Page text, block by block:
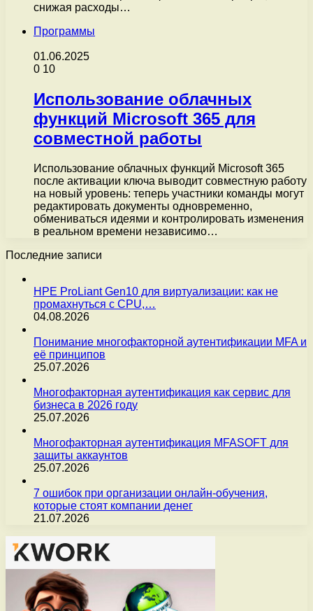
снижая расходы…
Программы
01.06.2025
0 10
Использование облачных
функций Microsoft 365 для
совместной работы
Использование облачных функций Microsoft 365
после активации ключа выводит совместную работу
на новый уровень: теперь участники команды могут
редактировать документы одновременно,
обмениваться идеями и контролировать изменения
в реальном времени независимо…
Последние записи
HPE ProLiant Gen10 для виртуализации: как не
промахнуться с CPU,…
04.08.2026
Понимание многофакторной аутентификации MFA и
её принципов
25.07.2026
Многофакторная аутентификация как сервис для
бизнеса в 2026 году
25.07.2026
Многофакторная аутентификация MFASOFT для
защиты аккаунтов
25.07.2026
7 ошибок при организации онлайн-обучения,
которые стоят компании денег
21.07.2026